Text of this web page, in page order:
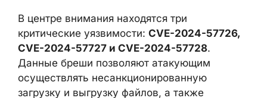
В центре внимания находятся три
критические уязвимости: CVE-2024-57726,
CVE-2024-57727 и CVE-2024-57728.
Данные бреши позволяют атакующим
осуществлять несанкционированную
загрузку и выгрузку файлов, а также